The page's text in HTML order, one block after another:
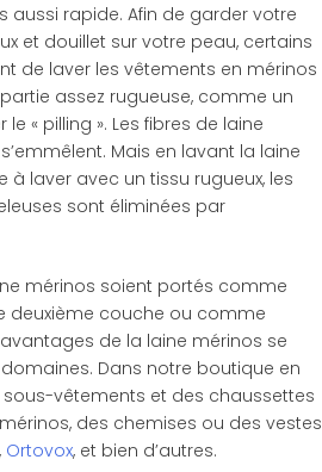
aussi rapide. Afin de garder votre
et douillet sur votre peau, certains
de laver les vêtements en mérinos
assez rugueuse, comme un
« pilling ». Les fibres de laine
Mais en lavant la laine
laver avec un tissu rugueux, les
sont éliminées par
mérinos soient portés comme
deuxième couche ou comme
de la laine mérinos se
Dans notre boutique en
sous-vêtements et des chaussettes
des chemises ou des vestes
, Ortovox, et bien d’autres.